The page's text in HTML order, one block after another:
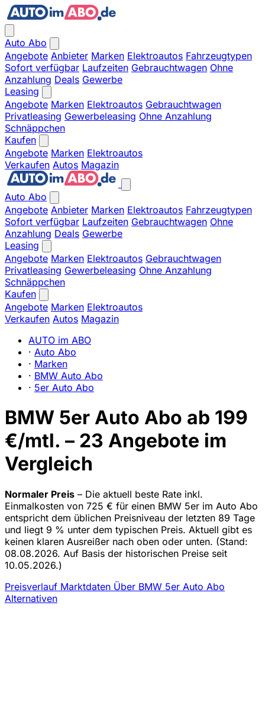
Auto Abo
Angebote Anbieter Marken Elektroautos Fahrzeugtypen
Sofort verfügbar Laufzeiten Gebrauchtwagen Ohne
Anzahlung Deals Gewerbe
Leasing
Angebote Marken Elektroautos Gebrauchtwagen
Privatleasing Gewerbeleasing Ohne Anzahlung
Schnäppchen
Kaufen
Angebote Marken Elektroautos
Verkaufen Autos Magazin
Auto Abo
Angebote Anbieter Marken Elektroautos Fahrzeugtypen
Sofort verfügbar Laufzeiten Gebrauchtwagen Ohne
Anzahlung Deals Gewerbe
Leasing
Angebote Marken Elektroautos Gebrauchtwagen
Privatleasing Gewerbeleasing Ohne Anzahlung
Schnäppchen
Kaufen
Angebote Marken Elektroautos
Verkaufen Autos Magazin
AUTO im ABO
· Auto Abo
· Marken
· BMW Auto Abo
· 5er Auto Abo
BMW 5er Auto Abo ab 199
€/mtl. – 23 Angebote im
Vergleich
Normaler Preis – Die aktuell beste Rate inkl.
Einmalkosten von 725 € für einen BMW 5er im Auto Abo
entspricht dem üblichen Preisniveau der letzten 89 Tage
und liegt 9 % unter dem typischen Preis. Aktuell gibt es
keinen klaren Ausreißer nach oben oder unten. (Stand:
08.08.2026. Auf Basis der historischen Preise seit
10.05.2026.)
Preisverlauf Marktdaten Über BMW 5er Auto Abo
Alternativen